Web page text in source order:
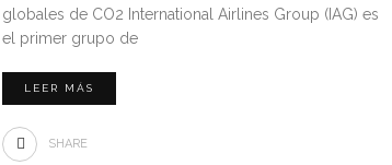
globales de CO2 International Airlines Group (IAG) es
el primer grupo de
LEER MÁS
SHARE